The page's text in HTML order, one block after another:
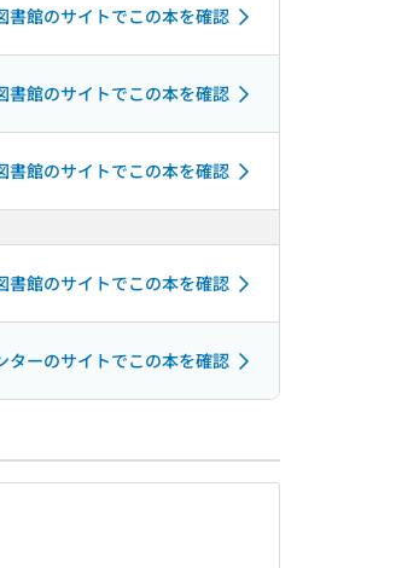
書館のサイトでこの本を確認
書館のサイトでこの本を確認
書館のサイトでこの本を確認
書館のサイトでこの本を確認
ターのサイトでこの本を確認